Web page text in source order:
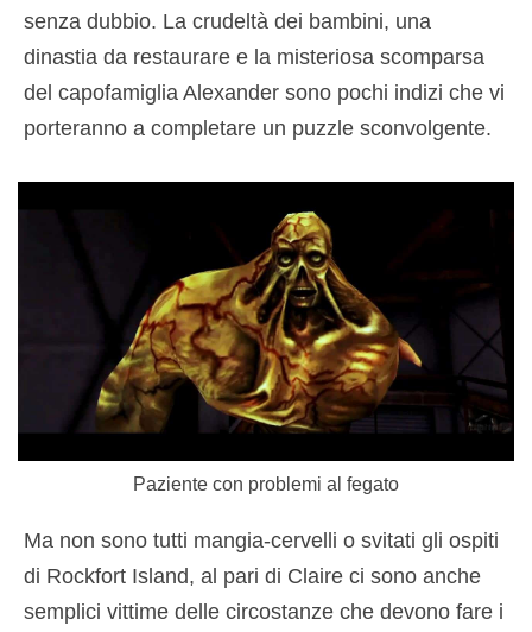
senza dubbio. La crudeltà dei bambini, una
dinastia da restaurare e la misteriosa scomparsa
del capofamiglia Alexander sono pochi indizi che vi
porteranno a completare un puzzle sconvolgente.
Paziente con problemi al fegato
Ma non sono tutti mangia-cervelli o svitati gli ospiti
di Rockfort Island, al pari di Claire ci sono anche
semplici vittime delle circostanze che devono fare i